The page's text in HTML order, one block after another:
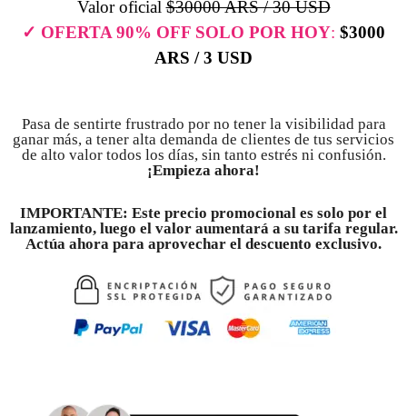
Valor oficial$30000 ARS / 30 USD
✓ OFERTA 90% OFF SOLO POR HOY: $3000
ARS / 3 USD
Pasa de sentirte frustrado por no tener la visibilidad para
ganar más, a tener alta demanda de clientes de tus servicios
de alto valor todos los días, sin tanto estrés ni confusión.
¡Empieza ahora!
IMPORTANTE: Este precio promocional es solo por el
lanzamiento, luego el valor aumentará a su tarifa regular.
Actúa ahora para aprovechar el descuento exclusivo.